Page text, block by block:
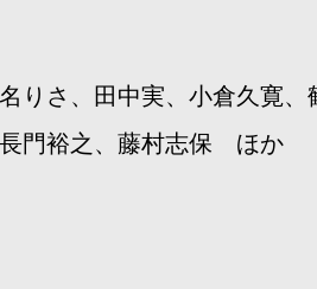
りさ、田中実、小倉久
門裕之、藤村志保 ほか